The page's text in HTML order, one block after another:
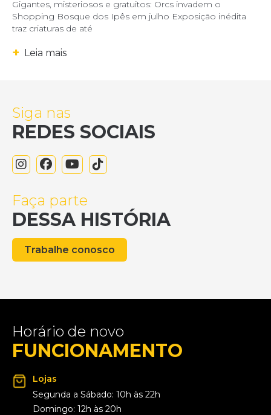
Gigantes, misteriosos e gratuitos: Orcs invadem o
Shopping Bosque dos Ipês em julho Exposição inédita
traz criaturas de até
+ Leia mais
Siga nas
REDES SOCIAIS
Faça parte
DESSA HISTÓRIA
Trabalhe conosco
Horário de novo
FUNCIONAMENTO
Lojas
Segunda a Sábado: 10h às 22h
Domingo: 12h às 20h